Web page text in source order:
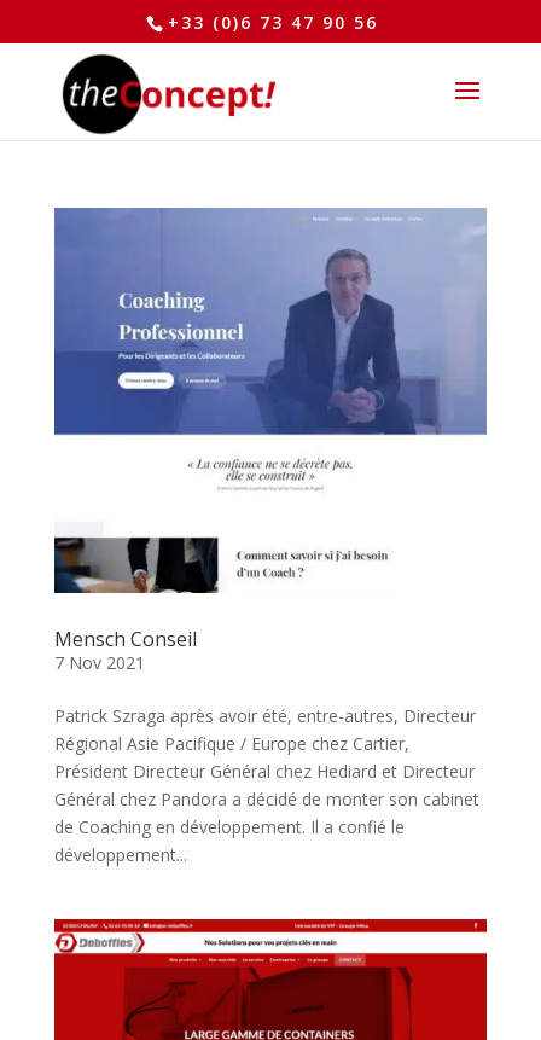
+33 (0)6 73 47 90 56
Mensch Conseil
7 Nov 2021
Patrick Szraga après avoir été, entre-autres, Directeur
Régional Asie Pacifique / Europe chez Cartier,
Président Directeur Général chez Hediard et Directeur
Général chez Pandora a décidé de monter son cabinet
de Coaching en développement. Il a confié le
développement...